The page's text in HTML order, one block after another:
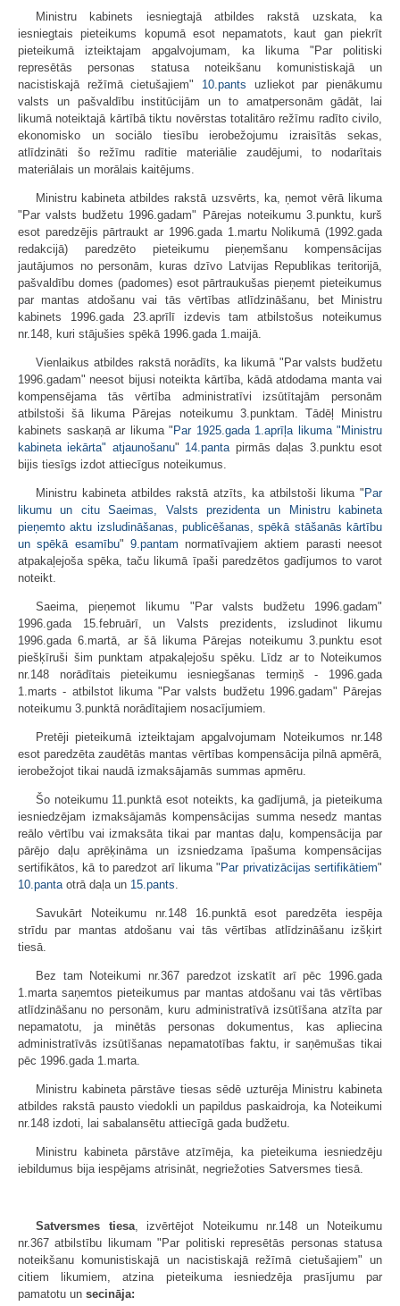
Ministru kabinets iesniegtajā atbildes rakstā uzskata, ka
iesniegtais pieteikums kopumā esot nepamatots, kaut gan piekrīt
pieteikumā izteiktajam apgalvojumam, ka likuma "Par politiski
represētās personas statusa noteikšanu komunistiskajā un
nacistiskajā režīmā cietušajiem" 10.pants uzliekot par pienākumu
valsts un pašvaldību institūcijām un to amatpersonām gādāt, lai
likumā noteiktajā kārtībā tiktu novērstas totalitāro režīmu radīto civilo,
ekonomisko un sociālo tiesību ierobežojumu izraisītās sekas,
atlīdzināti šo režīmu radītie materiālie zaudējumi, to nodarītais
materiālais un morālais kaitējums.
Ministru kabineta atbildes rakstā uzsvērts, ka, ņemot vērā likuma
"Par valsts budžetu 1996.gadam" Pārejas noteikumu 3.punktu, kurš
esot paredzējis pārtraukt ar 1996.gada 1.martu Nolikumā (1992.gada
redakcijā) paredzēto pieteikumu pieņemšanu kompensācijas
jautājumos no personām, kuras dzīvo Latvijas Republikas teritorijā,
pašvaldību domes (padomes) esot pārtraukušas pieņemt pieteikumus
par mantas atdošanu vai tās vērtības atlīdzināšanu, bet Ministru
kabinets 1996.gada 23.aprīlī izdevis tam atbilstošus noteikumus
nr.148, kuri stājušies spēkā 1996.gada 1.maijā.
Vienlaikus atbildes rakstā norādīts, ka likumā "Par valsts budžetu
1996.gadam" neesot bijusi noteikta kārtība, kādā atdodama manta vai
kompensējama tās vērtība administratīvi izsūtītajām personām
atbilstoši šā likuma Pārejas noteikumu 3.punktam. Tādēļ Ministru
kabinets saskaņā ar likuma " Par 1925.gada 1.aprīļa likuma "Ministru
kabineta iekārta" atjaunošanu" 14.pantapirmās daļas 3.punktu esot
bijis tiesīgs izdot attiecīgus noteikumus.
Ministru kabineta atbildes rakstā atzīts, ka atbilstoši likuma " Par
likumu un citu Saeimas, Valsts prezidenta un Ministru kabineta
pieņemto aktu izsludināšanas, publicēšanas, spēkā stāšanās kārtību
un spēkā esamību" 9.pantam normatīvajiem aktiem parasti neesot
atpakaļejoša spēka, taču likumā īpaši paredzētos gadījumos to varot
noteikt.
Saeima, pieņemot likumu "Par valsts budžetu 1996.gadam"
1996.gada 15.februārī, un Valsts prezidents, izsludinot likumu
1996.gada 6.martā, ar šā likuma Pārejas noteikumu 3.punktu esot
piešķīruši šim punktam atpakaļejošu spēku. Līdz ar to Noteikumos
nr.148 norādītais pieteikumu iesniegšanas termiņš - 1996.gada
1.marts - atbilstot likuma "Par valsts budžetu 1996.gadam" Pārejas
noteikumu 3.punktā norādītajiem nosacījumiem.
Pretēji pieteikumā izteiktajam apgalvojumam Noteikumos nr.148
esot paredzēta zaudētās mantas vērtības kompensācija pilnā apmērā,
ierobežojot tikai naudā izmaksājamās summas apmēru.
Šo noteikumu 11.punktā esot noteikts, ka gadījumā, ja pieteikuma
iesniedzējam izmaksājamās kompensācijas summa nesedz mantas
reālo vērtību vai izmaksāta tikai par mantas daļu, kompensācija par
pārējo daļu aprēķināma un izsniedzama īpašuma kompensācijas
sertifikātos, kā to paredzot arī likuma " Par privatizācijas sertifikātiem"
10.pantaotrā daļa un 15.pants.
Savukārt Noteikumu nr.148 16.punktā esot paredzēta iespēja
strīdu par mantas atdošanu vai tās vērtības atlīdzināšanu izšķirt
tiesā.
Bez tam Noteikumi nr.367 paredzot izskatīt arī pēc 1996.gada
1.marta saņemtos pieteikumus par mantas atdošanu vai tās vērtības
atlīdzināšanu no personām, kuru administratīvā izsūtīšana atzīta par
nepamatotu, ja minētās personas dokumentus, kas apliecina
administratīvās izsūtīšanas nepamatotības faktu, ir saņēmušas tikai
pēc 1996.gada 1.marta.
Ministru kabineta pārstāve tiesas sēdē uzturēja Ministru kabineta
atbildes rakstā pausto viedokli un papildus paskaidroja, ka Noteikumi
nr.148 izdoti, lai sabalansētu attiecīgā gada budžetu.
Ministru kabineta pārstāve atzīmēja, ka pieteikuma iesniedzēju
iebildumus bija iespējams atrisināt, negriežoties Satversmes tiesā.
Satversmes tiesa, izvērtējot Noteikumu nr.148 un Noteikumu
nr.367 atbilstību likumam "Par politiski represētās personas statusa
noteikšanu komunistiskajā un nacistiskajā režīmā cietušajiem" un
citiem likumiem, atzina pieteikuma iesniedzēja prasījumu par
pamatotu un secināja: